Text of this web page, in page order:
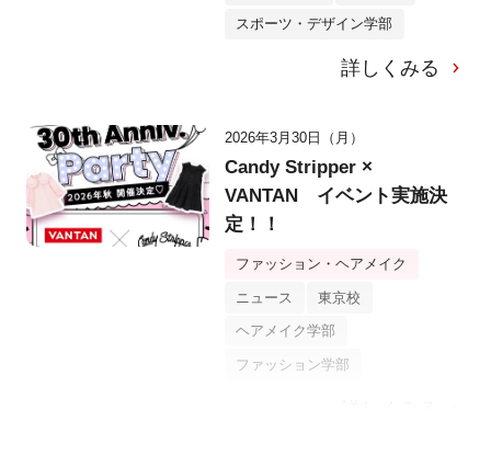
スポーツ・デザイン学部
詳しくみる
2026年3月30日（月）
Candy Stripper ×
VANTAN イベント実施決
定！！
ファッション・ヘアメイク
ニュース 東京校
ヘアメイク学部
ファッション学部